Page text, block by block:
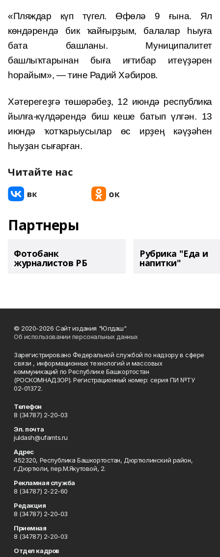
«Пляждар күп түгел. Өфөлә 9 ғына. Ял
көндәрендә бик ҡайғырҙым, балалар һыуға
бата башланы. Муниципалитет
башлыҡтарынан быға иғтибар итеүҙәрен
һорайым», — тине Радий Хәбиров.
Хәтерегеҙгә төшөрәбеҙ, 12 июндә республика
йылға-күлдәрендә биш кеше батып үлгән. 13
июндә ҡотҡарыусылар өс ирҙең кәүҙәһен
һыуҙан сығарған.
Читайте нас
Партнеры
Фотобанк
журналистов РБ
Рубрика "Еда и
напитки"
© 2020-2026 Сайт издания "Юлдаш"
Об использовании персональных данных
Зарегистрировано Федеральной службой по надзору в сфере
связи , информационных технологий и массовых
коммуникаций по Республике Башкортостан
(РОСКОМНАДЗОР). Регистрационный номер: серия ПИ №ТУ
02-01372.
Телефон
8 (34787) 2-20-03
Эл. почта
juldash@ufamts.ru
Адрес
452320, Республика Башкортостан, Дюртюлинский район,
г.Дюртюли, пер.М.Якутовой, 2.
Рекламная служба
8 (34787) 2-22-60
Редакция
8 (34787) 2-20-03
Приемная
8 (34787) 2-20-03
Отдел кадров